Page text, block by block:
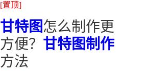
[置顶]
甘特图怎么制作更
方便？ 甘特图制作
方法